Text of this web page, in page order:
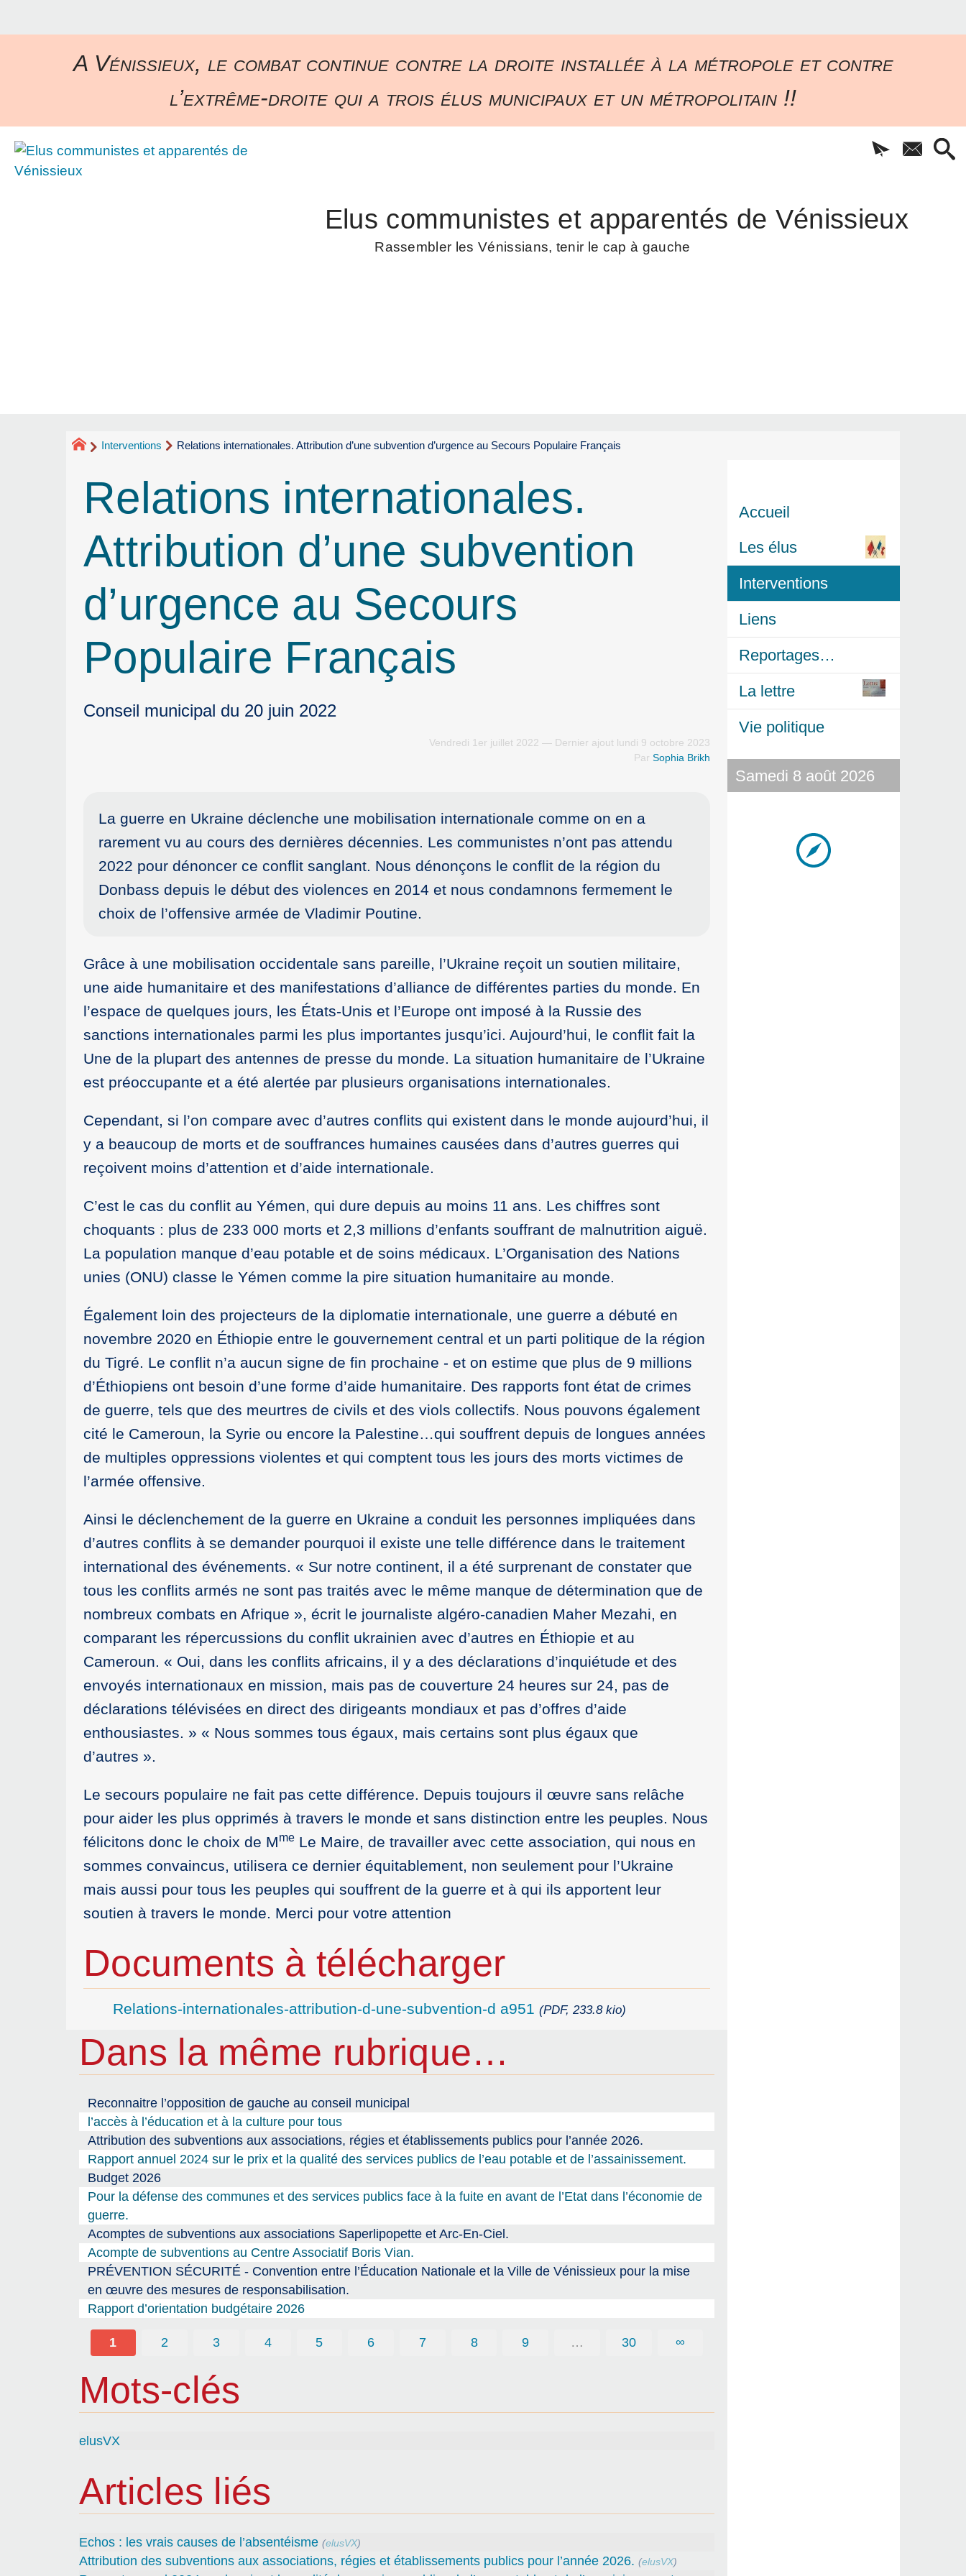
A Vénissieux, le combat continue contre la droite installée à la métropole et contre
l’extrême-droite qui a trois élus municipaux et un métropolitain !!
Elus communistes et apparentés de Vénissieux
Rassembler les Vénissians, tenir le cap à gauche
Interventions Relations internationales. Attribution d’une subvention d’urgence au Secours Populaire Français
Relations internationales.
Attribution d’une subvention
d’urgence au Secours
Populaire Français
Conseil municipal du 20 juin 2022
Vendredi 1er juillet 2022 — Dernier ajout lundi 9 octobre 2023
Par Sophia Brikh
La guerre en Ukraine déclenche une mobilisation internationale comme on en a
rarement vu au cours des dernières décennies. Les communistes n’ont pas attendu
2022 pour dénoncer ce conflit sanglant. Nous dénonçons le conflit de la région du
Donbass depuis le début des violences en 2014 et nous condamnons fermement le
choix de l’offensive armée de Vladimir Poutine.
Grâce à une mobilisation occidentale sans pareille, l’Ukraine reçoit un soutien militaire,
une aide humanitaire et des manifestations d’alliance de différentes parties du monde. En
l’espace de quelques jours, les États-Unis et l’Europe ont imposé à la Russie des
sanctions internationales parmi les plus importantes jusqu’ici. Aujourd’hui, le conflit fait la
Une de la plupart des antennes de presse du monde. La situation humanitaire de l’Ukraine
est préoccupante et a été alertée par plusieurs organisations internationales.
Cependant, si l’on compare avec d’autres conflits qui existent dans le monde aujourd’hui, il
y a beaucoup de morts et de souffrances humaines causées dans d’autres guerres qui
reçoivent moins d’attention et d’aide internationale.
C’est le cas du conflit au Yémen, qui dure depuis au moins 11 ans. Les chiffres sont
choquants : plus de 233 000 morts et 2,3 millions d’enfants souffrant de malnutrition aiguë.
La population manque d’eau potable et de soins médicaux. L’Organisation des Nations
unies (ONU) classe le Yémen comme la pire situation humanitaire au monde.
Également loin des projecteurs de la diplomatie internationale, une guerre a débuté en
novembre 2020 en Éthiopie entre le gouvernement central et un parti politique de la région
du Tigré. Le conflit n’a aucun signe de fin prochaine - et on estime que plus de 9 millions
d’Éthiopiens ont besoin d’une forme d’aide humanitaire. Des rapports font état de crimes
de guerre, tels que des meurtres de civils et des viols collectifs. Nous pouvons également
cité le Cameroun, la Syrie ou encore la Palestine…qui souffrent depuis de longues années
de multiples oppressions violentes et qui comptent tous les jours des morts victimes de
l’armée offensive.
Ainsi le déclenchement de la guerre en Ukraine a conduit les personnes impliquées dans
d’autres conflits à se demander pourquoi il existe une telle différence dans le traitement
international des événements. « Sur notre continent, il a été surprenant de constater que
tous les conflits armés ne sont pas traités avec le même manque de détermination que de
nombreux combats en Afrique », écrit le journaliste algéro-canadien Maher Mezahi, en
comparant les répercussions du conflit ukrainien avec d’autres en Éthiopie et au
Cameroun. « Oui, dans les conflits africains, il y a des déclarations d’inquiétude et des
envoyés internationaux en mission, mais pas de couverture 24 heures sur 24, pas de
déclarations télévisées en direct des dirigeants mondiaux et pas d’offres d’aide
enthousiastes. » « Nous sommes tous égaux, mais certains sont plus égaux que
d’autres ».
Le secours populaire ne fait pas cette différence. Depuis toujours il œuvre sans relâche
pour aider les plus opprimés à travers le monde et sans distinction entre les peuples. Nous
félicitons donc le choix de Mme Le Maire, de travailler avec cette association, qui nous en
sommes convaincus, utilisera ce dernier équitablement, non seulement pour l’Ukraine
mais aussi pour tous les peuples qui souffrent de la guerre et à qui ils apportent leur
soutien à travers le monde. Merci pour votre attention
Documents à télécharger
Relations-internationales-attribution-d-une-subvention-d a951 (PDF, 233.8 kio)
Dans la même rubrique…
Reconnaitre l’opposition de gauche au conseil municipal
l’accès à l’éducation et à la culture pour tous
Attribution des subventions aux associations, régies et établissements publics pour l’année 2026.
Rapport annuel 2024 sur le prix et la qualité des services publics de l’eau potable et de l’assainissement.
Budget 2026
Pour la défense des communes et des services publics face à la fuite en avant de l’Etat dans l’économie de
guerre.
Acomptes de subventions aux associations Saperlipopette et Arc-En-Ciel.
Acompte de subventions au Centre Associatif Boris Vian.
PRÉVENTION SÉCURITÉ - Convention entre l’Éducation Nationale et la Ville de Vénissieux pour la mise
en œuvre des mesures de responsabilisation.
Rapport d’orientation budgétaire 2026
1 2 3 4 5 6 7 8 9 … 30 ∞
Mots-clés
elusVX
Articles liés
Echos : les vrais causes de l’absentéisme (elusVX)
Attribution des subventions aux associations, régies et établissements publics pour l’année 2026. (elusVX)
Accueil
Les élus
Interventions
Liens
Reportages…
La lettre
Vie politique
Samedi 8 août 2026